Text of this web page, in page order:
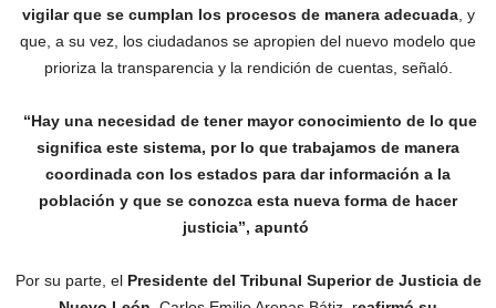
vigilar que se cumplan los procesos de manera adecuada, y
que, a su vez, los ciudadanos se apropien del nuevo modelo que
prioriza la transparencia y la rendición de cuentas, señaló.
“Hay una necesidad de tener mayor conocimiento de lo que
significa este sistema, por lo que trabajamos de manera
coordinada con los estados para dar información a la
población y que se conozca esta nueva forma de hacer
justicia”, apuntó
Por su parte, el Presidente del Tribunal Superior de Justicia de